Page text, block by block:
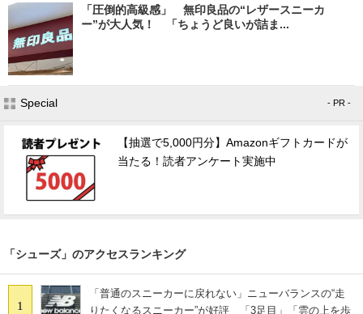
「圧倒的高級感」 無印良品の“レザースニーカ
ー”が大人気！ 「ちょうど良いが詰ま...
Special - PR -
【抽選で5,000円分】Amazonギフトカードが
当たる！読者アンケート実施中
「シューズ」のアクセスランキング
1
「普通のスニーカーに戻れない」ニューバランスの“走
りたくなるスニーカー”が好評 「3足目」「雲の上を歩